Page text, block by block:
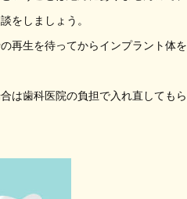
をしましょう。
再生を待ってからインプラント体を
は歯科医院の負担で入れ直しても